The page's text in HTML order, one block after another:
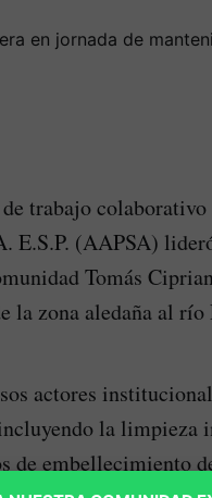
de trabajo
E.S.P. (AAPSA)
Tomás
la zona aledaña al
actores
la limpieza
de embellecimiento